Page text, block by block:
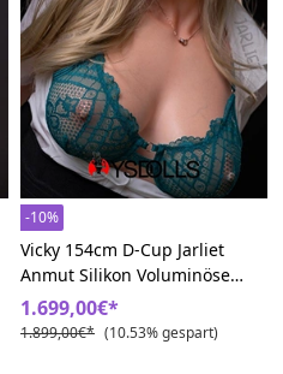
-10%
Vicky 154cm D-Cup Jarliet
Anmut Silikon Voluminöse
Brüste Sex Puppe
1.699,00€*
1.899,00€* (10.53% gespart)